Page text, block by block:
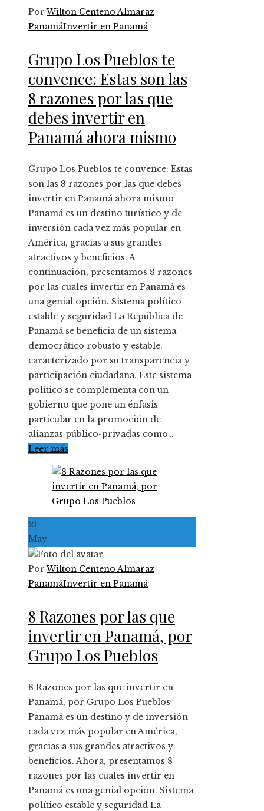
PorWilton Centeno Almaraz
PanamáInvertir en Panamá
Grupo Los Pueblos te
convence: Estas son las
8 razones por las que
debes invertir en
Panamá ahora mismo
Grupo Los Pueblos te convence: Estas
son las 8 razones por las que debes
invertir en Panamá ahora mismo
Panamá es un destino turístico y de
inversión cada vez más popular en
América, gracias a sus grandes
atractivos y beneficios. A
continuación, presentamos 8 razones
por las cuales invertir en Panamá es
una genial opción. Sistema político
estable y seguridad La República de
Panamá se beneficia de un sistema
democrático robusto y estable,
caracterizado por su transparencia y
participación ciudadana. Este sistema
político se complementa con un
gobierno que pone un énfasis
particular en la promoción de
alianzas público-privadas como…
Leer más
21
May
PorWilton Centeno Almaraz
PanamáInvertir en Panamá
8 Razones por las que
invertir en Panamá, por
Grupo Los Pueblos
8 Razones por las que invertir en
Panamá, por Grupo Los Pueblos
Panamá es un destino y de inversión
cada vez más popular en América,
gracias a sus grandes atractivos y
beneficios. Ahora, presentamos 8
razones por las cuales invertir en
Panamá es una genial opción. Sistema
político estable y seguridad La